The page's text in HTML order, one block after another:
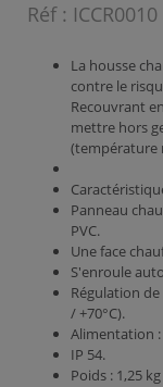
Réf : ICCR0010
La housse
contre le
Recouvrant
mettre hors
(température
Panneau
PVC.
Une face
S'enroule
Régulation
/ +70°C).
Alimentation :
IP 54.
Poids : 1,25 kg